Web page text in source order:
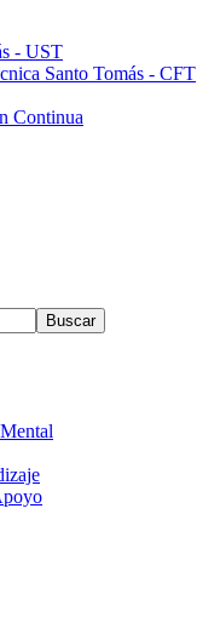
- UST
Santo Tomás - CFT
Continua